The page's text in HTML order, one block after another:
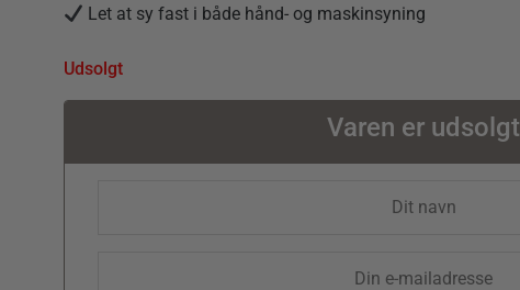
Let at sy fast i både hånd- og maskinsyning
Udsolgt
Varen er udsolgt